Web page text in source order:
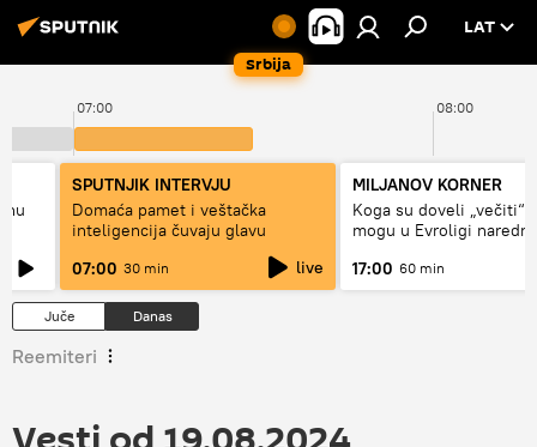
Srbija
LAT
07:00 08:00
SPUTNJIK INTERVJU
Domaća pamet i veštačka
inteligencija čuvaju glavu
07:00 30 min live
MILJANOV KORNER
Koga su doveli „večiti“
mogu u Evroligi
17:00 60 min
Juče Danas
Reemiteri